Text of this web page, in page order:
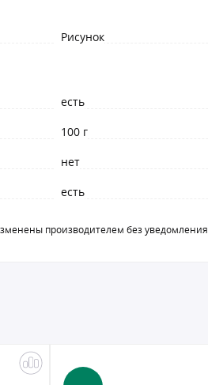
Рисунок
есть
100 г
нет
есть
производителем без уведомления.